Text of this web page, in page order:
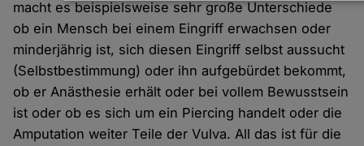
macht es beispielsweise sehr große Unterschiede
ob ein Mensch bei einem Eingriff erwachsen oder
minderjährig ist, sich diesen Eingriff selbst aussucht
(Selbstbestimmung) oder ihn aufgebürdet bekommt,
ob er Anästhesie erhält oder bei vollem Bewusstsein
ist oder ob es sich um ein Piercing handelt oder die
Amputation weiter Teile der Vulva. All das ist für die
und
Cookies